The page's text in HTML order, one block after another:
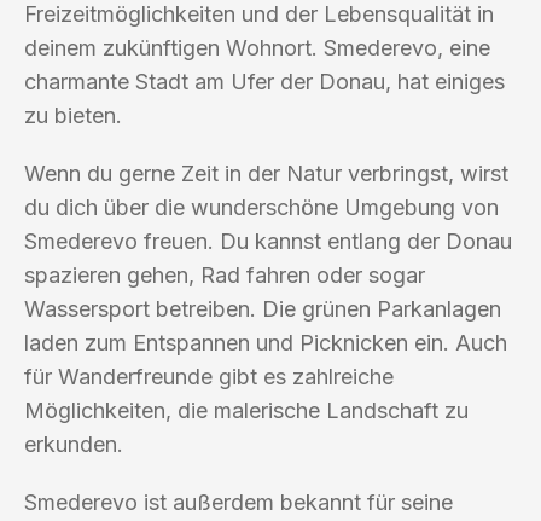
Freizeitmöglichkeiten und der Lebensqualität in
deinem zukünftigen Wohnort. Smederevo, eine
charmante Stadt am Ufer der Donau, hat einiges
zu bieten.
Wenn du gerne Zeit in der Natur verbringst, wirst
du dich über die wunderschöne Umgebung von
Smederevo freuen. Du kannst entlang der Donau
spazieren gehen, Rad fahren oder sogar
Wassersport betreiben. Die grünen Parkanlagen
laden zum Entspannen und Picknicken ein. Auch
für Wanderfreunde gibt es zahlreiche
Möglichkeiten, die malerische Landschaft zu
erkunden.
Smederevo ist außerdem bekannt für seine